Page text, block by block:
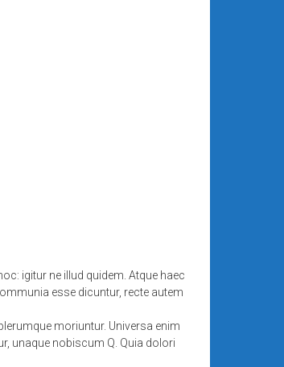
igitur ne illud quidem. Atque haec
esse dicuntur, recte autem
moriuntur. Universa enim
unaque nobiscum Q. Quia dolori